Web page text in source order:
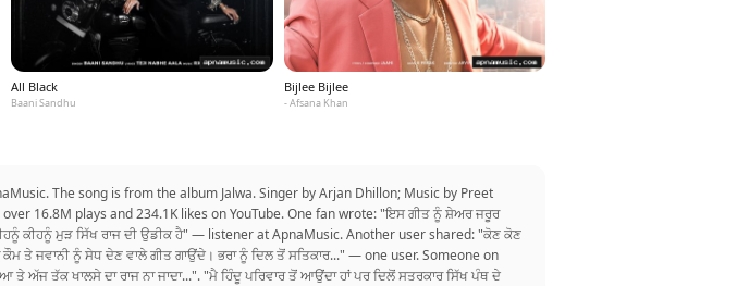
All Black
Baani Sandhu
Bijlee Bijlee
- Afsana Khan
The song is from the album Jalwa. Singer by Arjan Dhillon; Music by Preet
16.8M plays and 234.1K likes on YouTube. One fan wrote: "ਇਸ ਗੀਤ ਨੂੰ ਸ਼ੇਅਰ ਜਰੂਰ
ਕੀਹਨੂੰ ਮੁੜ ਸਿੱਖ ਰਾਜ ਦੀ ਉਡੀਕ ਹੈ" — listener at ApnaMusic. Another user shared: "ਕੋਣ ਕੋਣ
ਤੇ ਜਵਾਨੀ ਨੂੰ ਸੇਧ ਦੇਣ ਵਾਲੇ ਗੀਤ ਗਾਉਂਦੇ। ਭਰਾ ਨੂੰ ਦਿਲ ਤੋਂ ਸਤਿਕਾਰ..." — one user. Someone on
ਅੱਜ ਤੱਕ ਖਾਲਸੇ ਦਾ ਰਾਜ ਨਾ ਜਾਦਾ...". "ਮੈ ਹਿੰਦੂ ਪਰਿਵਾਰ ਤੋਂ ਆਉਂਦਾ ਹਾਂ ਪਰ ਦਿਲੋਂ ਸਤਰਕਾਰ ਸਿੱਖ ਪੰਥ ਦੇ